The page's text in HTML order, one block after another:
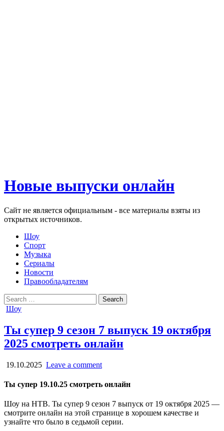
Новые выпуски онлайн
Сайт не является официальным - все материалы взяты из
открытых источников.
Шоу
Спорт
Музыка
Сериалы
Новости
Правообладателям
Search
for:
Posted
Шоу
Ты супер 9 сезон 7 выпуск 19 октября
2025 смотреть онлайн
19.10.2025 Leave a comment
Ты супер 19.10.25 смотреть онлайн
Шоу на НТВ. Ты супер 9 сезон 7 выпуск от 19 октября 2025 —
смотрите онлайн на этой странице в хорошем качестве и
узнайте что было в седьмой серии.